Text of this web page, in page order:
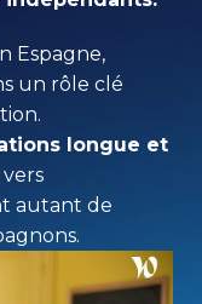
Espagne,
un rôle clé
longue et
autant de